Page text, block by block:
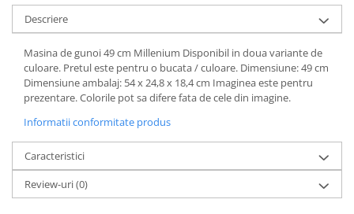
Descriere
Masina de gunoi 49 cm Millenium Disponibil in doua variante de
culoare. Pretul este pentru o bucata / culoare. Dimensiune: 49 cm
Dimensiune ambalaj: 54 x 24,8 x 18,4 cm Imaginea este pentru
prezentare. Colorile pot sa difere fata de cele din imagine.
Informatii conformitate produs
Caracteristici
Review-uri(0)